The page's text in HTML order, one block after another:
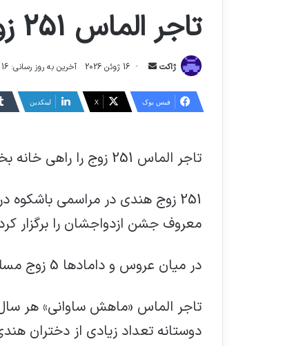
تاجر الماس 251 زوج را راهی خانه بخت کرد
ژاکت
ارسال 16 ژوئن 2026 آخرین به روز رسانی: 16 ژوئن 2026
فیس بوک X لینکدین
تاجر الماس 251 زوج را راهی خانه بخت کرد
251 زوج هندی در مراسمی
معروف جشن ازدواجشان را برگزار
در میان عروس و دامادها 5 زوج مسلمان و یک زوج مسیحی وجود داشتند.
تاجر الماس «ماهش ساوانی» هر
دوستانه تعداد زیادی از دختران